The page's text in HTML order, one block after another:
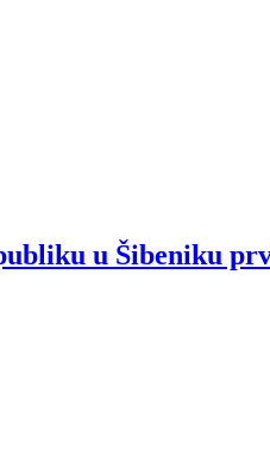
u Šibeniku